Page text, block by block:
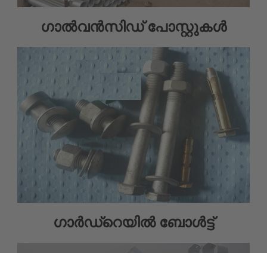
ഗാൽവൻസിഡ് പോസ്റ്റുകൾ
ഗാർഡ്റെയിൽ ബോൾട്ട്